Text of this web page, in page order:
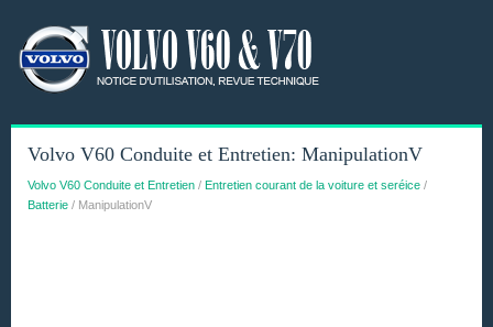
Volvo V60 Conduite et Entretien: ManipulationV
Volvo V60 Conduite et Entretien / Entretien courant de la voiture et seréice /
Batterie / ManipulationV